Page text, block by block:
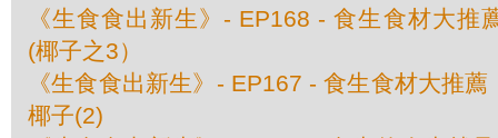
《生食食出新生》- EP168 - 食生食材大推
(椰子之3）
《生食食出新生》- EP167 - 食生食材大推
椰子(2)